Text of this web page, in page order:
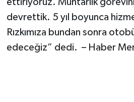
ettiriyoruz. Muhtarlık görevini
devrettik. 5 yıl boyunca
Rızkımıza bundan sonra
edeceğiz” dedi. – Haber